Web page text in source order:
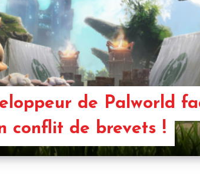
de Palworld
conflit de brevets !